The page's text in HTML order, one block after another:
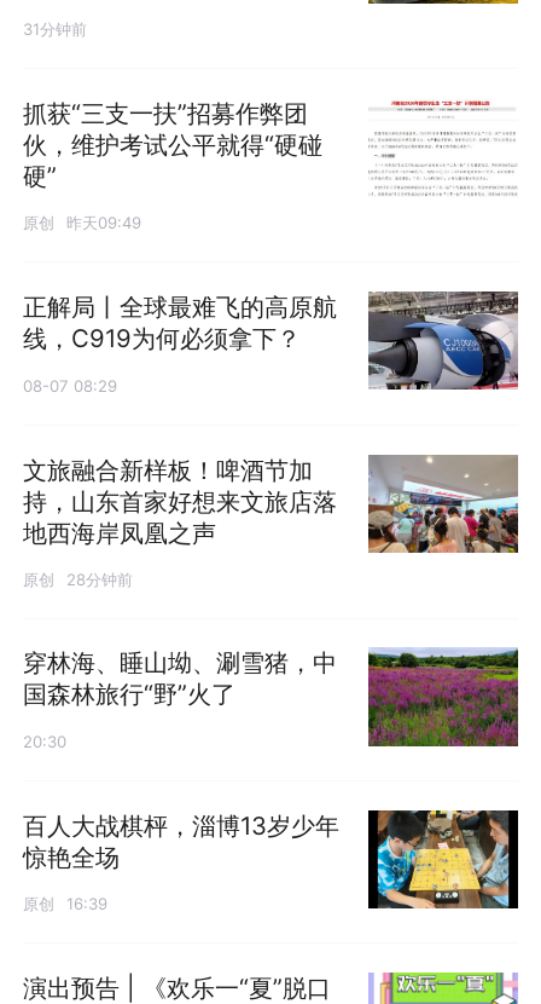
31分钟前
抓获“三支一扶”招募作弊团
伙，维护考试公平就得“硬碰
硬”
原创 昨天09:49
正解局丨全球最难飞的高原航
线，C919为何必须拿下？
08-07 08:29
文旅融合新样板！啤酒节加
持，山东首家好想来文旅店落
地西海岸凤凰之声
原创 28分钟前
穿林海、睡山坳、涮雪猪，中
国森林旅行“野”火了
20:30
百人大战棋枰，淄博13岁少年
惊艳全场
原创 16:39
演出预告 | 《欢乐一“夏”脱口